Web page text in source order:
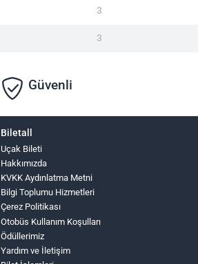
3
3
Güvenli
Biletall
Uçak Bileti
Hakkımızda
KVKK Aydınlatma Metni
Bilgi Toplumu Hizmetleri
Çerez Politikası
Otobüs Kullanım Koşulları
Ödüllerimiz
Yardım ve İletişim